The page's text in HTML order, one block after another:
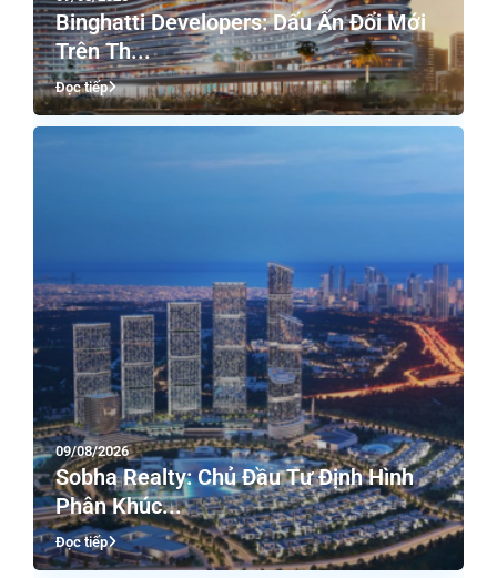
Binghatti Developers: Dấu Ấn Đổi Mới
Trên Th...
Đọc tiếp
09/08/2026
Sobha Realty: Chủ Đầu Tư Định Hình
Phân Khúc...
Đọc tiếp